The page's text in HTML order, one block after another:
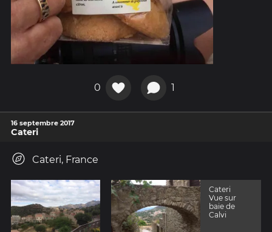
0 1
16 septembre 2017
Cateri
Cateri, France
Cateri
Vue sur
baie de
Calvi